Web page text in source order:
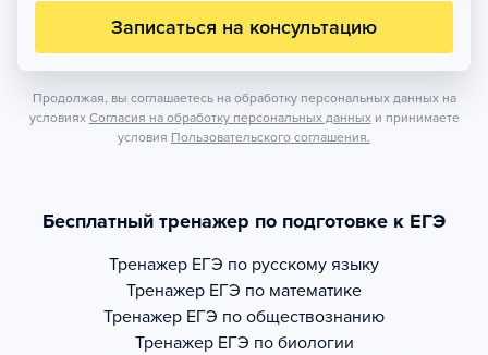
Записаться на консультацию
Продолжая, вы соглашаетесь на обработку персональных данных на
условиях Согласия на обработку персональных данных и принимаете
условия Пользовательского соглашения.
Бесплатный тренажер по подготовке к ЕГЭ
Тренажер ЕГЭ по русскому языку
Тренажер ЕГЭ по математике
Тренажер ЕГЭ по обществознанию
Тренажер ЕГЭ по биологии